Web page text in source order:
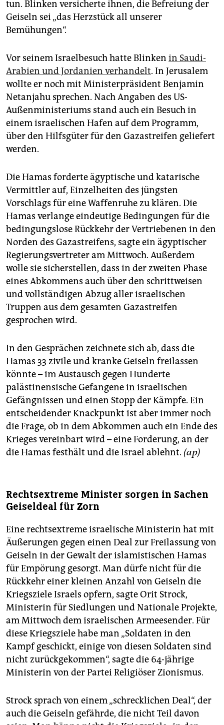
tun. Blinken versicherte ihnen, die Befreiung der
Geiseln sei „das Herzstück all unserer
Bemühungen“.
Vor seinem Israelbesuch hatte Blinken in Saudi-
Arabien und Jordanien verhandelt. In Jerusalem
wollte er noch mit Ministerpräsident Benjamin
Netanjahu sprechen. Nach Angaben des US-
Außenministeriums stand auch ein Besuch in
einem israelischen Hafen auf dem Programm,
über den Hilfsgüter für den Gazastreifen geliefert
werden.
Die Hamas forderte ägyptische und katarische
Vermittler auf, Einzelheiten des jüngsten
Vorschlags für eine Waffenruhe zu klären. Die
Hamas verlange eindeutige Bedingungen für die
bedingungslose Rückkehr der Vertriebenen in den
Norden des Gazastreifens, sagte ein ägyptischer
Regierungsvertreter am Mittwoch. Außerdem
wolle sie sicherstellen, dass in der zweiten Phase
eines Abkommens auch über den schrittweisen
und vollständigen Abzug aller israelischen
Truppen aus dem gesamten Gazastreifen
gesprochen wird.
In den Gesprächen zeichnete sich ab, dass die
Hamas 33 zivile und kranke Geiseln freilassen
könnte – im Austausch gegen Hunderte
palästinensische Gefangene in israelischen
Gefängnissen und einen Stopp der Kämpfe. Ein
entscheidender Knackpunkt ist aber immer noch
die Frage, ob in dem Abkommen auch ein Ende des
Krieges vereinbart wird – eine Forderung, an der
die Hamas festhält und die Israel ablehnt. (ap)
Rechtsextreme Minister sorgen in Sachen
Geiseldeal für Zorn
Eine rechtsextreme israelische Ministerin hat mit
Äußerungen gegen einen Deal zur Freilassung von
Geiseln in der Gewalt der islamistischen Hamas
für Empörung gesorgt. Man dürfe nicht für die
Rückkehr einer kleinen Anzahl von Geiseln die
Kriegsziele Israels opfern, sagte Orit Strock,
Ministerin für Siedlungen und Nationale Projekte,
am Mittwoch dem israelischen Armeesender. Für
diese Kriegsziele habe man „Soldaten in den
Kampf geschickt, einige von diesen Soldaten sind
nicht zurückgekommen“, sagte die 64-jährige
Ministerin von der Partei Religiöser Zionismus.
Strock sprach von einem „schrecklichen Deal“, der
auch die Geiseln gefährde, die nicht Teil davon